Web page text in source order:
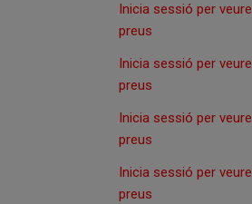
Inicia sessió per veure
preus
Inicia sessió per veure
preus
Inicia sessió per veure
preus
Inicia sessió per veure
preus